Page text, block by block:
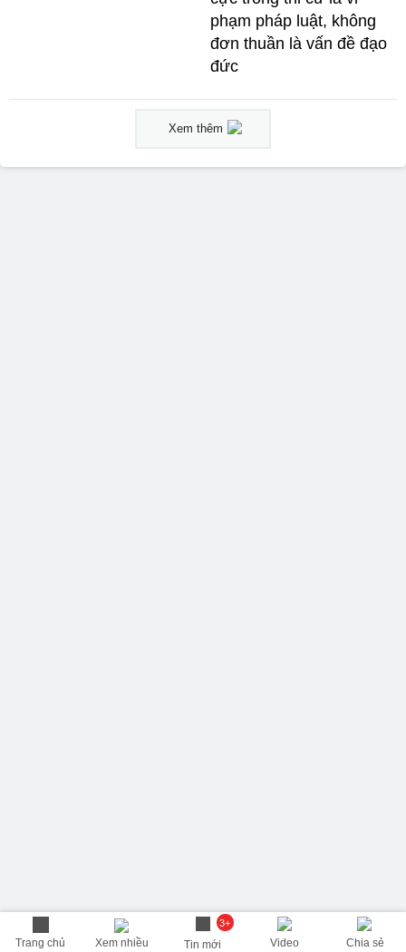
Trang chủ Xem nhiều
3+
Tin mới Video Chia sẻ
phạm pháp luật, không
đơn thuần là vấn đề đạo
đức
Xem thêm